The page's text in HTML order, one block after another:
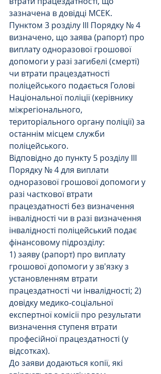
зазначена в довідці МСЕК.
Пунктом 3 розділу ІІІ Порядку № 4
визначено, що заява (рапорт) про
виплату одноразової грошової
допомоги у разі загибелі (смерті)
чи втрати працездатності
поліцейського подається Голові
Національної поліції (керівнику
міжрегіонального,
територіального органу поліції) за
останнім місцем служби
поліцейського.
Відповідно до пункту 5 розділу III
Порядку № 4 для виплати
одноразової грошової допомоги у
разі часткової втрати
працездатності без визначення
інвалідності чи в разі визначення
інвалідності поліцейський подає
фінансовому підрозділу:
1) заяву (рапорт) про виплату
грошової допомоги у зв'язку з
установленням втрати
працездатності чи інвалідності; 2)
довідку медико-соціальної
експертної комісії про результати
визначення ступеня втрати
професійної працездатності (у
відсотках).
До заяви додаються копії, які